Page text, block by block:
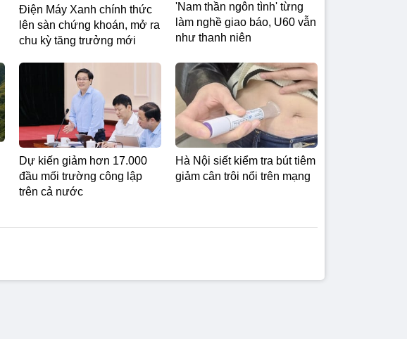
Điện Máy Xanh chính thức
lên sàn chứng khoán, mở ra
chu kỳ tăng trưởng mới
'Nam thần ngôn tình' từng
làm nghề giao báo, U60 vẫn
như thanh niên
Dự kiến giảm hơn 17.000
đầu mối trường công lập
trên cả nước
Hà Nội siết kiểm tra bút tiêm
giảm cân trôi nổi trên mạng